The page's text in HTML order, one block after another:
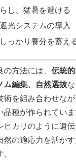
し、猛暑を避ける
光システムの導入
っかり養分を蓄え
の方法には、 伝統
ム編集、自然選抜
術を組み合わせなが
品種が作られていま
ヒカリのように遺
然の適応力を活か